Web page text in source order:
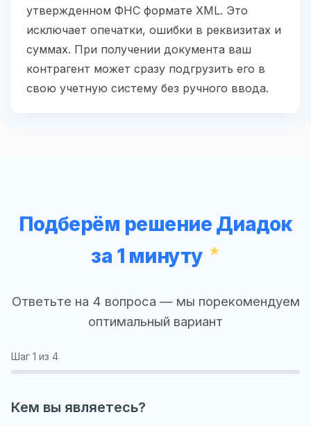
утвержденном ФНС формате XML. Это
исключает опечатки, ошибки в реквизитах и
суммах. При получении документа ваш
контрагент может сразу подгрузить его в
свою учетную систему без ручного ввода.
Подберём решение Диадок
за 1 минуту
Ответьте на 4 вопроса — мы порекомендуем
оптимальный вариант
Шаг 1 из 4
Кем вы являетесь?